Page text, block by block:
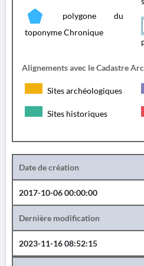
polygone du
toponyme Chronique
Alignements avec le Cadastre
Sites archéologiques
Sites historiques
Date de création
2017-10-06 00:00:00
Dernière modification
2023-11-16 08:52:15